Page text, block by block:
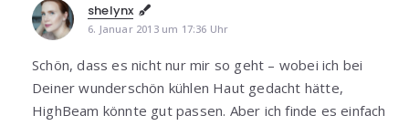
shelynx
6. Januar 2013 um 17:36 Uhr
Schön, dass es nicht nur mir so geht – wobei ich bei
Deiner wunderschön kühlen Haut gedacht hätte,
HighBeam könnte gut passen. Aber ich finde es einfach